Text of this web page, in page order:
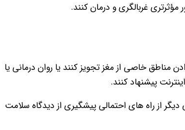
غربالگری و درمان کنند.
مناطق خاصی از مغز تجویز کنند یا روان درمانی یا
پیشنهاد کنند.
دیگر از راه های احتمالی پیشگیری از دیدگاه سلامت